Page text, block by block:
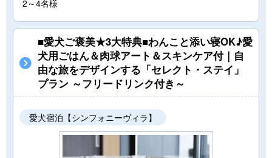
2～4名様
■愛犬ご褒美★3大特典■わんこと添い寝OK♪愛
犬用ごはん＆肉球アート＆スキンケア付｜自
由な旅をデザインする「セレクト・ステイ」
プラン ～フリードリンク付き～
愛犬宿泊【シンフォニーヴィラ】